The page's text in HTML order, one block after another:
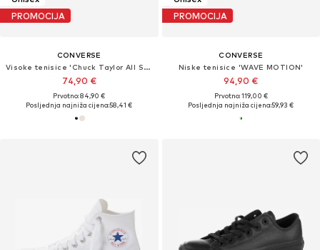
PROMOCIJA
CONVERSE
Visoke tenisice 'Chuck Taylor All Star Leather'
74,90 €
Prvotno: 84,90 €
Posljednja najniža cijena:58,41 €
PROMOCIJA
CONVERSE
Niske tenisice 'WAVE MOTION'
94,90 €
Prvotno: 119,00 €
Posljednja najniža cijena:59,93 €